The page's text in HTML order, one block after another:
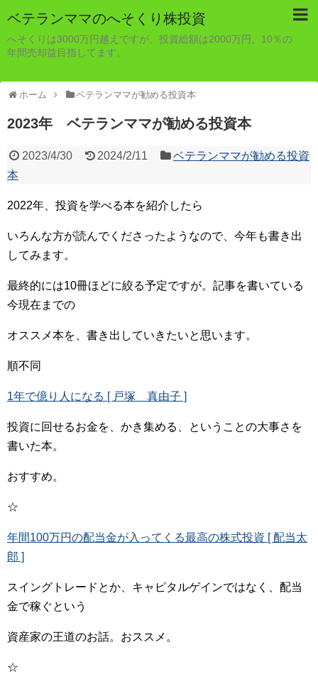
ベテランママのへそくり株投資
へそくりは3000万円越えですが、投資総額は2000万円。10％の
年間売却益目指してます。
ホーム ベテランママが勧める投資本
2023年 ベテランママが勧める投資本
2023/4/30 2024/2/11
ベテランママが勧める投資
本
2022年、投資を学べる本を紹介したら
いろんな方が読んでくださったようなので、今年も書き出
してみます。
最終的には10冊ほどに絞る予定ですが。記事を書いている
今現在までの
オススメ本を、書き出していきたいと思います。
順不同
1年で億り人になる [ 戸塚 真由子 ]
投資に回せるお金を、かき集める、ということの大事さを
書いた本。
おすすめ。
☆
年間100万円の配当金が入ってくる最高の株式投資 [ 配当太
郎 ]
スイングトレードとか、キャピタルゲインではなく、配当
金で稼ぐという
資産家の王道のお話。おススメ。
☆